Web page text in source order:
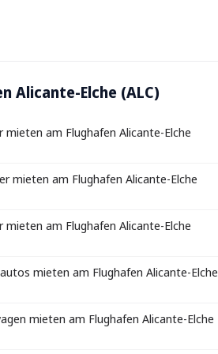
Alicante-Elche (ALC)
mieten am Flughafen Alicante-Elche
mieten am Flughafen Alicante-Elche
mieten am Flughafen Alicante-Elche
mieten am Flughafen Alicante-Elche
mieten am Flughafen Alicante-Elche